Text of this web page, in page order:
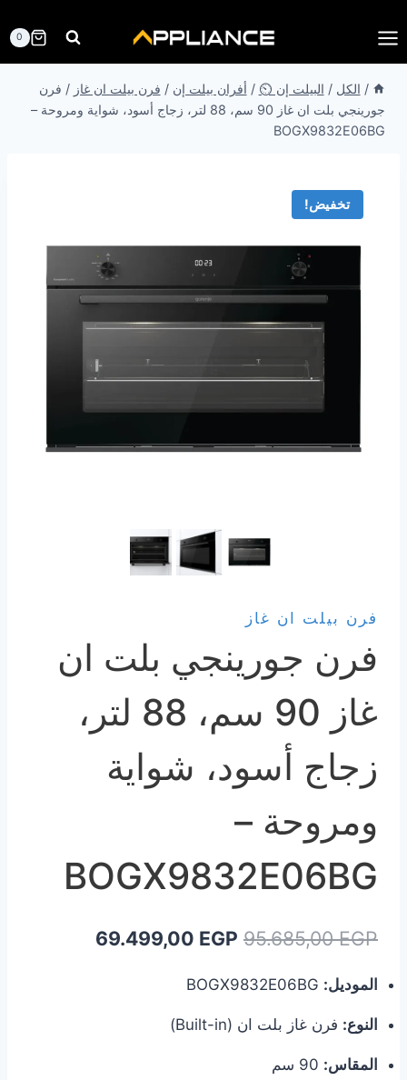
إلى
المحتوى
0
/ الكل / البيلت إن ⏲️ / أفران بيلت إن / فرن بيلت ان غاز / فرن
جورينجي بلت ان غاز 90 سم، 88 لتر، زجاج أسود، شواية ومروحة –
BOGX9832E06BG
تخفيض!
فرن بيلت ان غاز
فرن جورينجي بلت ان
غاز 90 سم، 88 لتر،
زجاج أسود، شواية
ومروحة –
BOGX9832E06BG
95.685,00EGP
السعر
95.685,00 EGP.
69.499,00 EGP
الموديل:
النوع: فرن غاز بلت ان (Built-in)
المقاس: